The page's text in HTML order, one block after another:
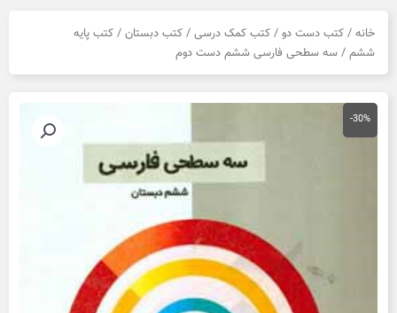
g
a
r
m
خانه / کتب دست دو / کتب کمک درسی / کتب دبستان / کتب پایه
ششم / سه سطحی فارسی ششم دست دوم
-30%